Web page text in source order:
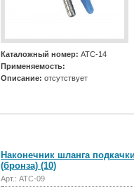
Каталожный номер: АТС-14
Применяемость:
Описание: отсутствует
Наконечник шланга
(бронза) (10)
Арт.: АТС-09